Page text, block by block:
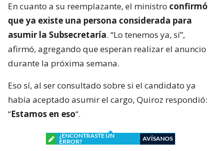
En cuanto a su reemplazante, el ministro confirmó
que ya existe una persona considerada para
asumir la Subsecretaría. “Lo tenemos ya, sí”,
afirmó, agregando que esperan realizar el anuncio
durante la próxima semana.
Eso sí, al ser consultado sobre si el candidato ya
había aceptado asumir el cargo, Quiroz respondió:
“Estamos en eso“.
¿ENCONTRASTE UN
ERROR?
AVÍSANOS